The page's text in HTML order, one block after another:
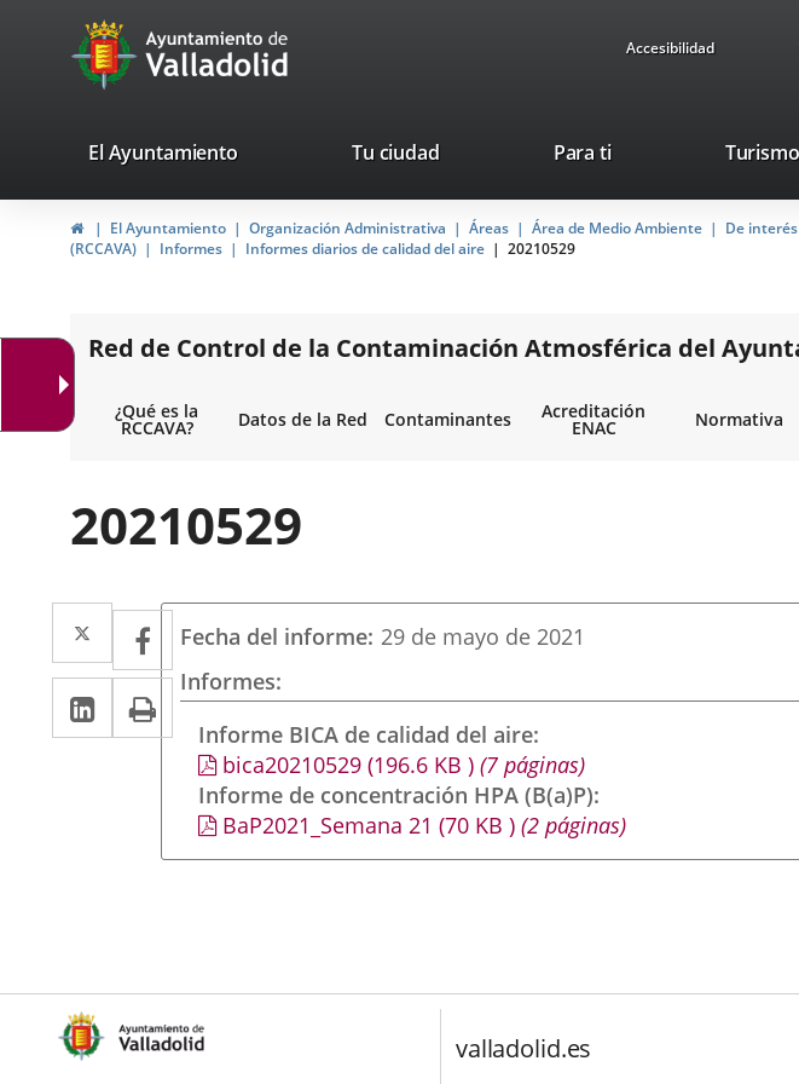
Portal
Web
Ayuntamiento
de
Valladolid
Accesibilidad
valladolid.es
El Ayuntamiento Tu ciudad Para ti Turismo
HomeEl Ayuntamiento Organización Administrativa Áreas Área de Medio Ambiente De interés
(RCCAVA)
Informes Informes diarios de calidad del aire 20210529
Red de Control de la Contaminación Atmosférica del
¿Qué es la
RCCAVA? Datos de la Red Contaminantes Acreditación
ENAC Normativa
20210529
Twitter
Enlace
a
una
aplicación
externa.
Facebook
Enlace
a
una
aplicación
externa.
Linkedin
Enlace
a
aplicación
externa.
Print
Fecha del informe 29 de mayo de 2021
Informes
Informe BICA de calidad del aire
bica20210529(196.6 KB )(7 páginas)
Informe de concentración HPA (B(a)P)
BaP2021_Semana 21 (70 KB )(2 páginas)
valladolid.es